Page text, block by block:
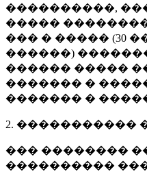
����������,
�����
��� � ����� (30
������)
������ �����
������� �
������� �
2. �����������
��� ��������
����������